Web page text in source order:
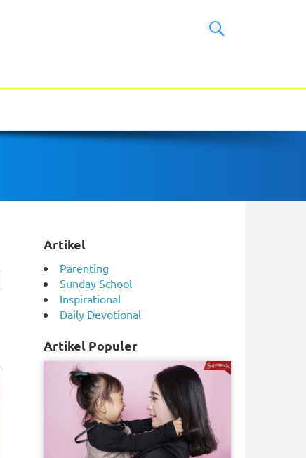
Artikel
Parenting
Sunday School
Inspirational
Daily Devotional
Artikel Populer